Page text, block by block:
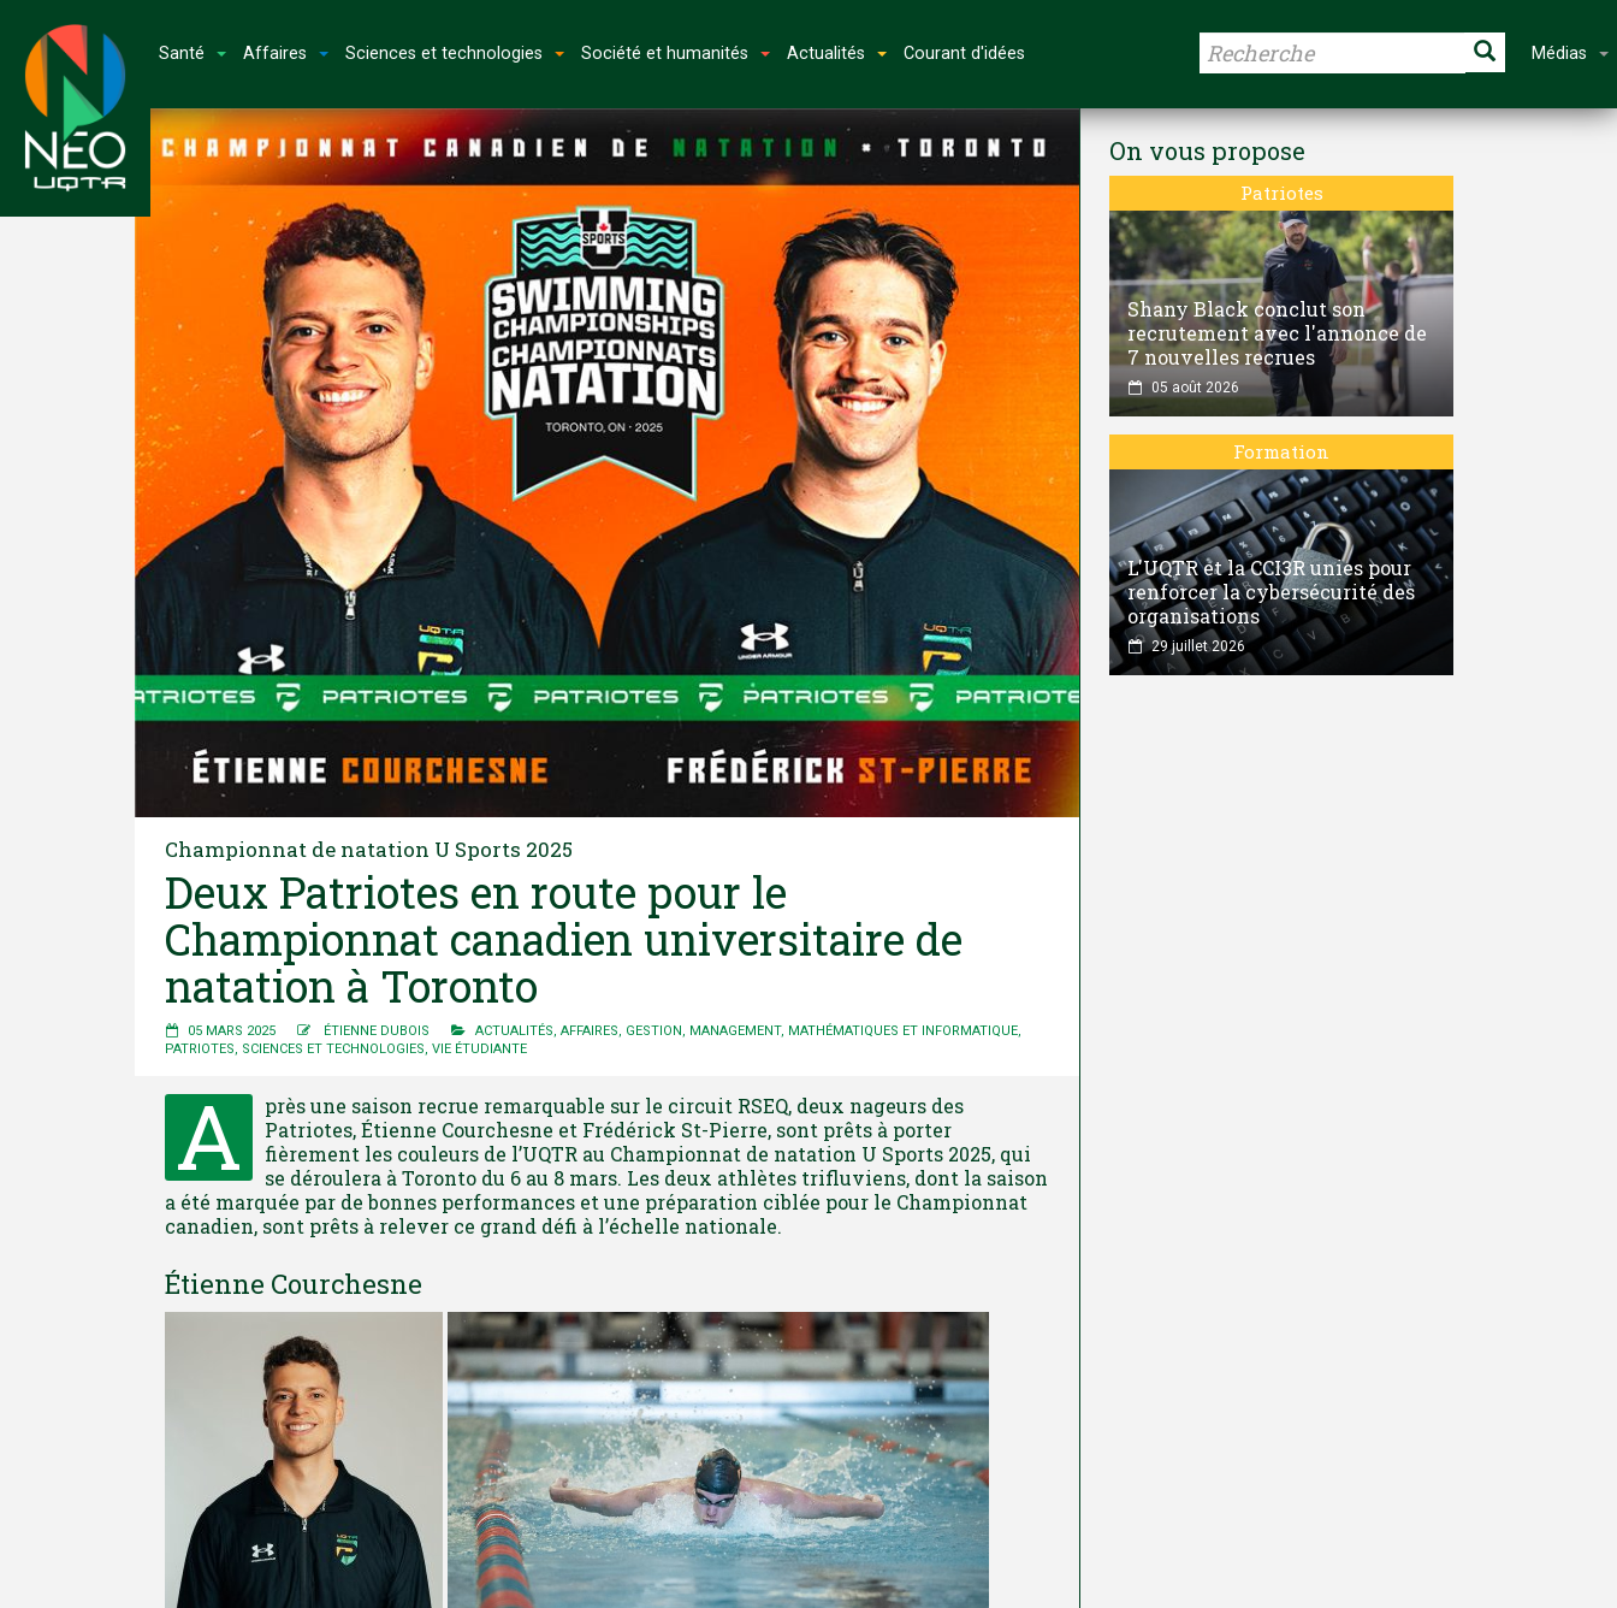
Santé Affaires Sciences et technologies Société et humanités Actualités Courant d'idées Médias
Championnat de natation U Sports 2025
Deux Patriotes en route pour le
Championnat canadien universitaire de
natation à Toronto
05 MARS 2025 ÉTIENNE DUBOIS ACTUALITÉS, AFFAIRES, GESTION, MANAGEMENT, MATHÉMATIQUES ET INFORMATIQUE,
PATRIOTES, SCIENCES ET TECHNOLOGIES, VIE ÉTUDIANTE
A
près une saison recrue remarquable sur le circuit RSEQ, deux nageurs des
Patriotes, Étienne Courchesne et Frédérick St-Pierre, sont prêts à porter
fièrement les couleurs de l’UQTR au Championnat de natation U Sports 2025, qui
se déroulera à Toronto du 6 au 8 mars. Les deux athlètes trifluviens, dont la saison
a été marquée par de bonnes performances et une préparation ciblée pour le Championnat
canadien, sont prêts à relever ce grand défi à l’échelle nationale.
Étienne Courchesne
On vous propose
Patriotes
Shany Black conclut son
recrutement avec l'annonce de
7 nouvelles recrues
05 août 2026
Formation
L'UQTR et la CCI3R unies pour
renforcer la cybersécurité des
organisations
29 juillet 2026